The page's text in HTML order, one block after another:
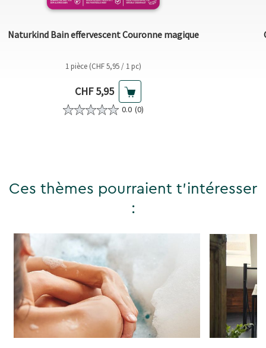
Naturkind Bain effervescent Couronne magique
1 pièce (CHF 5,95 / 1 pc)
Prix actuel
CHF 5,95
0.0 (0)
Ces thèmes pourraient t'intéresser
: